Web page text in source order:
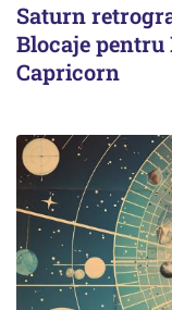
Saturn
Blocaje pentru
Capricorn